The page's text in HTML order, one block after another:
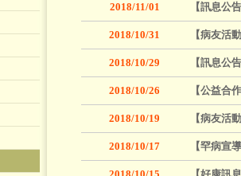
2018/11/01 【訊息公
2018/10/31 【病友活
2018/10/29 【訊息公
2018/10/26 【公益合
2018/10/19 【病友活
2018/10/17 【罕病宣